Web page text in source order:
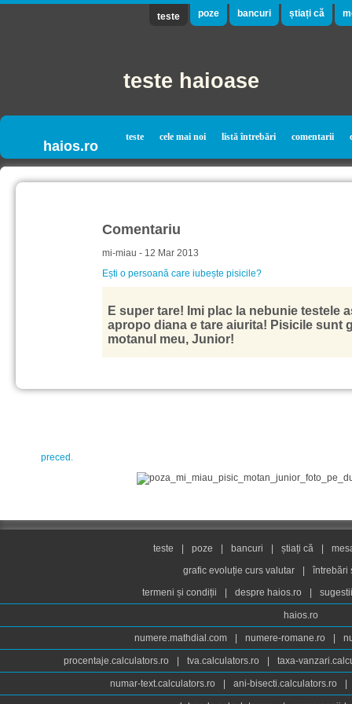
teste poze bancuri știați că
teste haioase
haios.ro
teste cele mai noi listă întrebări comentarii
Comentariu
mi-miau - 12 Mar 2013
Ești o persoană care iubește pisicile?
E super tare! Imi plac la nebunie testele
apropo diana e tare aiurita! Pisicile sunt
motanul meu, Junior!
preced.
teste poze bancuri știați că
grafic evoluție curs valutar
întrebări
termeni și condiții
despre haios.ro
haios.ro
numere.mathdial.com numere-romane.ro
procentaje.calculators.ro tva.calculators.ro taxa-
numar-text.calculators.ro ani-bisecti.calculators.ro